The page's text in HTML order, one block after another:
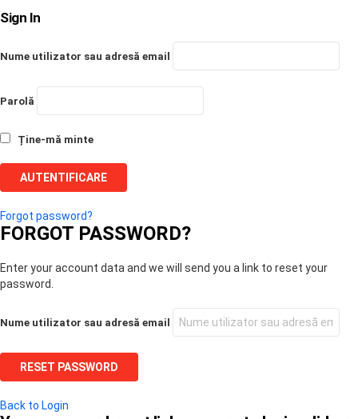
Sign In
Nume utilizator sau adresă email
Parolă
Ține-mă minte
Forgot password?
FORGOT PASSWORD?
Enter your account data and we will send you a link to reset your
password.
Nume utilizator sau adresă email
Back to Login